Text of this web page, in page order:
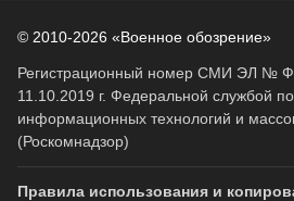
© 2010-2026 «Военное обозрение»
Регистрационный номер СМИ ЭЛ №
11.10.2019 г. Федеральной службой
информационных технологий и
(Роскомнадзор)
Правила использования и